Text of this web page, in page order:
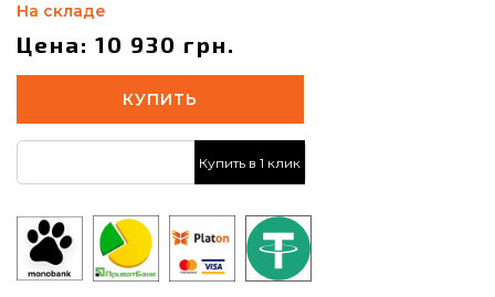
На складе
Цена: 10 930 грн.
КУПИТЬ
Купить в 1 клик